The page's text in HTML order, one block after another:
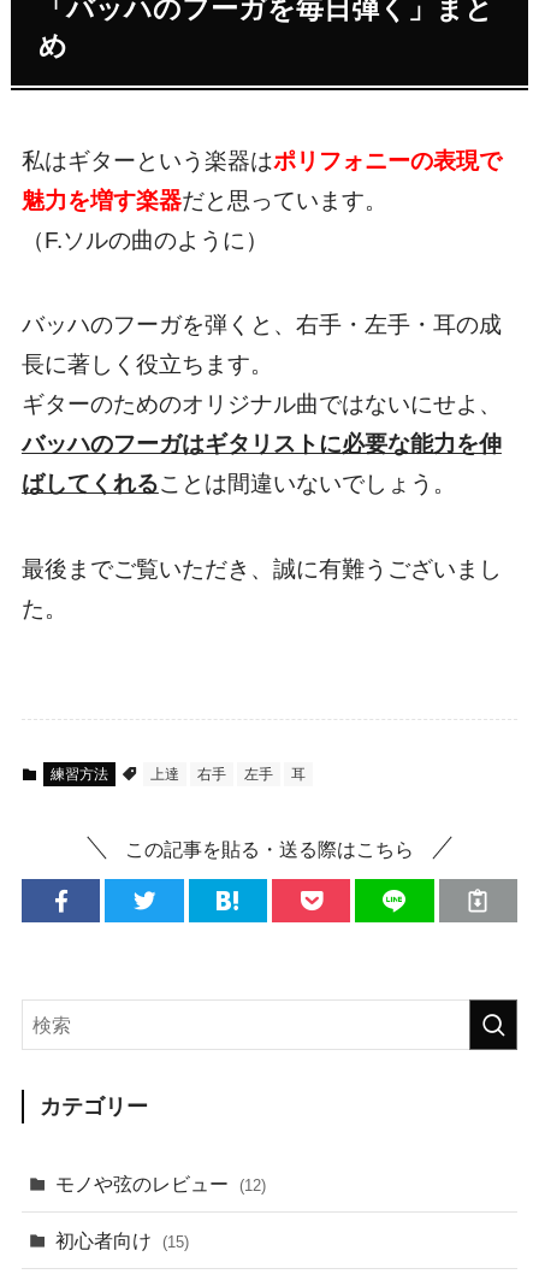
「バッハのフーガを毎日弾く」まと
め
私はギターという楽器はポリフォニーの表現で
魅力を増す楽器だと思っています。
（F.ソルの曲のように）
バッハのフーガを弾くと、右手・左手・耳の成
長に著しく役立ちます。
ギターのためのオリジナル曲ではないにせよ、
バッハのフーガはギタリストに必要な能力を伸
ばしてくれることは間違いないでしょう。
最後までご覧いただき、誠に有難うございまし
た。
練習方法 上達 右手 左手 耳
この記事を貼る・送る際はこちら
カテゴリー
モノや弦のレビュー (12)
初心者向け (15)